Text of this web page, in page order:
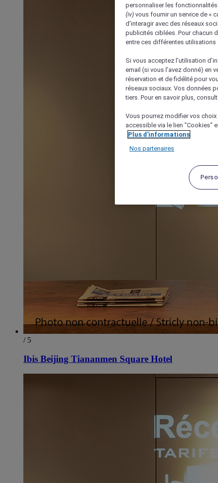
/ 5
Ibis Beijing Tiananmen Square Hotel
personnaliser les
(iv) vous fournir un service de «
d'interagir avec des réseaux
publicités ciblées. Pour chacun
entre ces différentes utilisations
Si vous acceptez l’utilisation
email (si vous l’avez donné) en
réservation et de fidélité pour
réseaux sociaux. Vos données
tiers. Pour en savoir plus,
Vous pourrez modifier vos
accessible via le lien "Cookies"
Plus d'informations
Nos partenaires